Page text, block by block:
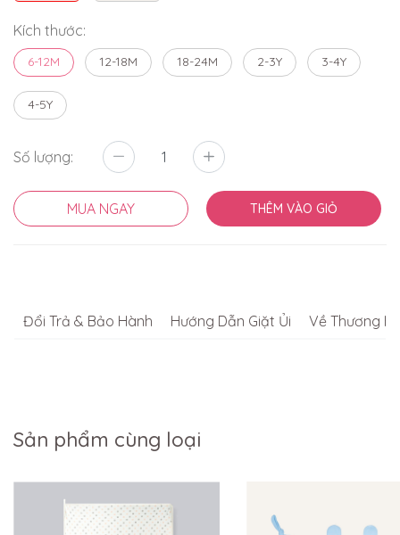
Kích thước:
6-12M 12-18M 18-24M 2-3Y 3-4Y
4-5Y
Số lượng:
MUA NGAY THÊM VÀO GIỎ
Đổi Trả & Bảo Hành Hướng Dẫn Giặt Ủi Về Thương
Sản phẩm cùng loại